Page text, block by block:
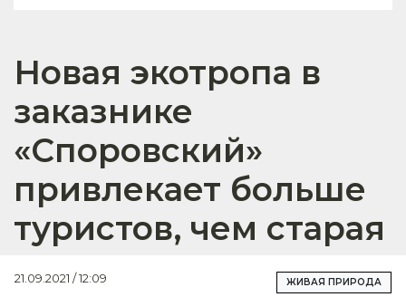
Новая экотропа в
заказнике
«Споровский»
привлекает больше
туристов, чем старая
21.09.2021 / 12:09 ЖИВАЯ ПРИРОДА